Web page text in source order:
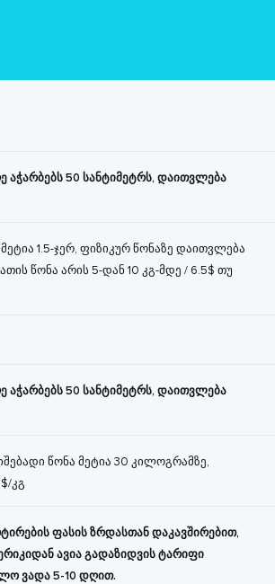
აჭარბებს 50 სანტიმეტრს, დაითვლება
1.5-ჯერ, ფიზიკურ წონაზე დაითვლება
წონა არის 5-დან 10 კგ-მდე / 6.5$ თუ
აჭარბებს 50 სანტიმეტრს, დაითვლება
წონა მეტია 30 კილოგრამზე,
კგ
ფასის ზრდასთან დაკავშირებით,
ავია გადაზიდვის ტარიფი
ვადა 5-10 დღით.